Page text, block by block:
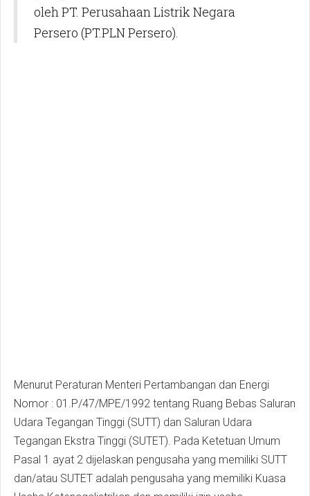
oleh PT. Perusahaan Listrik Negara
Persero (PT.PLN Persero).
Menurut Peraturan Menteri Pertambangan dan Energi
Nomor : 01.P/47/MPE/1992 tentang Ruang Bebas Saluran
Udara Tegangan Tinggi (SUTT) dan Saluran Udara
Tegangan Ekstra Tinggi (SUTET). Pada Ketetuan Umum
Pasal 1 ayat 2 dijelaskan pengusaha yang memiliki SUTT
dan/atau SUTET adalah pengusaha yang memiliki Kuasa